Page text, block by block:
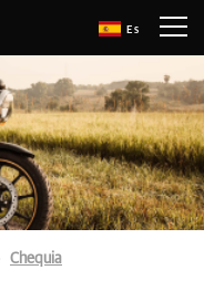
Es
Chequia